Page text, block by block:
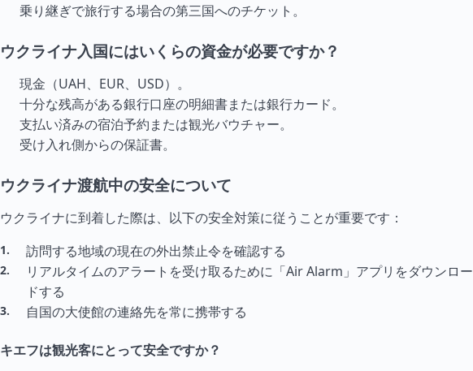
乗り継ぎで旅行する場合の第三国へのチケット。
ウクライナ入国にはいくらの資金が必要ですか？
現金（UAH、EUR、USD）。
十分な残高がある銀行口座の明細書または銀行カード。
支払い済みの宿泊予約または観光バウチャー。
受け入れ側からの保証書。
ウクライナ渡航中の安全について
ウクライナに到着した際は、以下の安全対策に従うことが重要です：
訪問する地域の現在の外出禁止令を確認する
リアルタイムのアラートを受け取るために「Air Alarm」アプリをダウンロー
ドする
自国の大使館の連絡先を常に携帯する
キエフは観光客にとって安全ですか？